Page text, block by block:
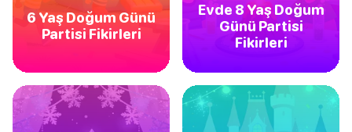
6 Yaş Doğum Günü
Partisi Fikirleri
Evde 8 Yaş Doğum
Günü Partisi
Fikirleri